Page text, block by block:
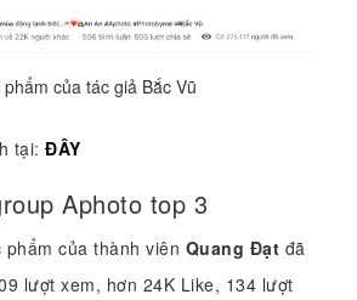
phẩm của tác giả Bắc Vũ
tại:ĐÂY
Aphoto top 3
của thành viên Quang Đạt đã
lượt xem, hơn 24K Like, 134 lượt